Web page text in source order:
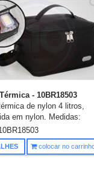
- 10BR18503
de nylon 4 litros,
em nylon. Medidas:
24,2cm x 16cm. Uma
já inclusa.
colocar no